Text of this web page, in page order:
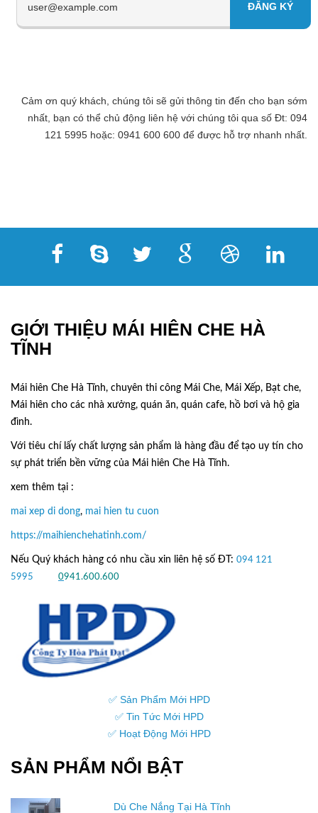
Cảm ơn quý khách, chúng tôi sẽ gửi thông tin đến cho bạn sớm
nhất, bạn có thể chủ động liên hệ với chúng tôi qua số Đt: 094
121 5995 hoặc: 0941 600 600 để được hỗ trợ nhanh nhất.
GIỚI THIỆU MÁI HIÊN CHE HÀ
TĨNH
Mái hiên Che Hà Tĩnh, chuyên thi công Mái Che, Mái Xếp, Bạt che,
Mái hiên cho các nhà xưởng, quán ăn, quán cafe, hồ bơi và hộ gia
đình.
Với tiêu chí lấy chất lượng sản phẩm là hàng đầu để tạo uy tín cho
sự phát triển bền vững của Mái hiên Che Hà Tĩnh.
xem thêm tại :
mai xep di dong, mai hien tu cuon
https://maihienchehatinh.com/
Nếu Quý khách hàng có nhu cầu xin liên hệ số ĐT: 094 121
5995
0941.600.600
✅ Sản Phẩm Mới HPD
✅ Tin Tức Mới HPD
✅ Hoạt Động Mới HPD
SẢN PHẨM NỔI BẬT
Dù Che Nắng Tại Hà Tĩnh